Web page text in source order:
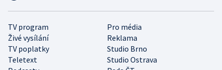
TV program
Pro média
Živé vysílání
Reklama
TV poplatky
Studio Brno
Teletext
Studio Ostrava